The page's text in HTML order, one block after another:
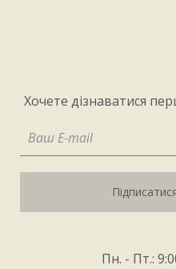
Хочете дізнаватися
Пн. - Пт.: